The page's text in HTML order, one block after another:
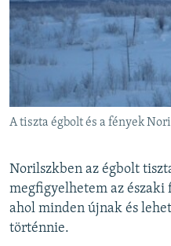
A tiszta égbolt és a fények
Norilszkben az égbolt
megfigyelhetem az északi
ahol minden újnak és
történnie.